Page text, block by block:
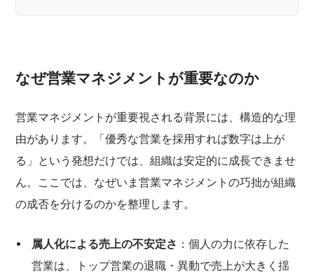
なぜ営業マネジメントが重要なのか
営業マネジメントが重要視される背景には、構造的な理
由があります。「優秀な営業を採用すれば数字は上が
る」という発想だけでは、組織は安定的に成長できませ
ん。ここでは、なぜいま営業マネジメントの巧拙が組織
の成否を分けるのかを整理します。
属人化による売上の不安定さ ：個人の力に依存した
営業は、トップ営業の退職・異動で売上が大きく揺